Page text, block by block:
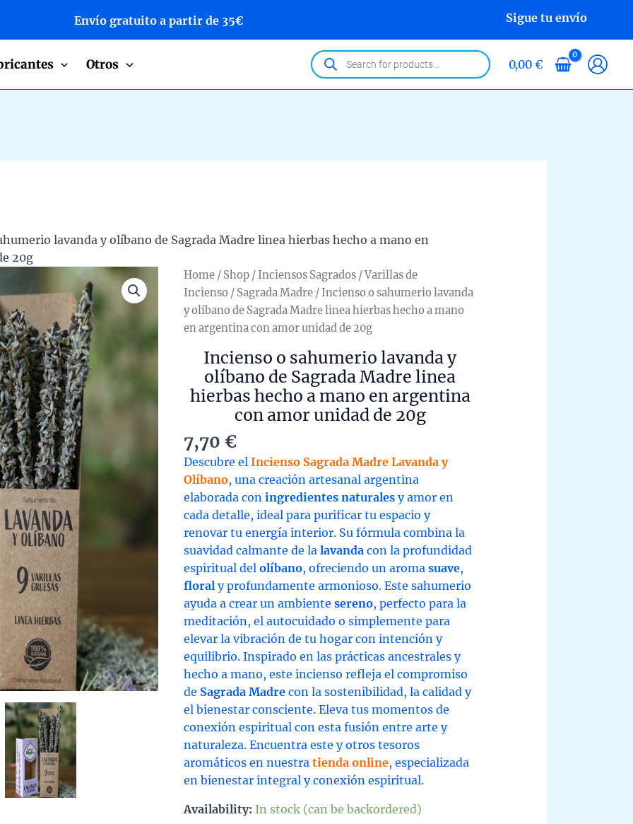
Envío gratuito a partir de 35€ Sigue tu envío
Otros
Products
search
0,00 €
lavanda y olíbano de Sagrada Madre linea hierbas hecho a mano en
20g
Home / Shop / Inciensos Sagrados /Varillas de
Incienso / Sagrada Madre / Incienso o sahumerio lavanda
y olíbano de Sagrada Madre linea hierbas hecho a mano
en argentina con amor unidad de 20g
Incienso o sahumerio lavanda y
olíbano de Sagrada Madre linea
hierbas hecho a mano en argentina
con amor unidad de 20g
7,70 €
Descubre el Incienso Sagrada Madre Lavanda y
Olíbano, una creación artesanal argentina
elaborada con ingredientes naturales y amor en
cada detalle, ideal para purificar tu espacio y
renovar tu energía interior. Su fórmula combina la
suavidad calmante de la lavanda con la profundidad
espiritual del olíbano, ofreciendo un aroma suave,
floral y profundamente armonioso. Este sahumerio
ayuda a crear un ambiente sereno, perfecto para la
meditación, el autocuidado o simplemente para
elevar la vibración de tu hogar con intención y
equilibrio. Inspirado en las prácticas ancestrales y
hecho a mano, este incienso refleja el compromiso
de Sagrada Madre con la sostenibilidad, la calidad y
el bienestar consciente. Eleva tus momentos de
conexión espiritual con esta fusión entre arte y
naturaleza. Encuentra este y otros tesoros
aromáticos en nuestra tienda online, especializada
en bienestar integral y conexión espiritual.
Availability: In stock (can be backordered)